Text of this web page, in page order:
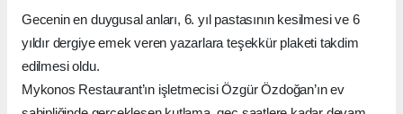
Gecenin en duygusal anları, 6. yıl pastasının kesilmesi ve 6
yıldır dergiye emek veren yazarlara teşekkür plaketi takdim
edilmesi oldu.
Mykonos Restaurant’ın işletmecisi Özgür Özdoğan’ın ev